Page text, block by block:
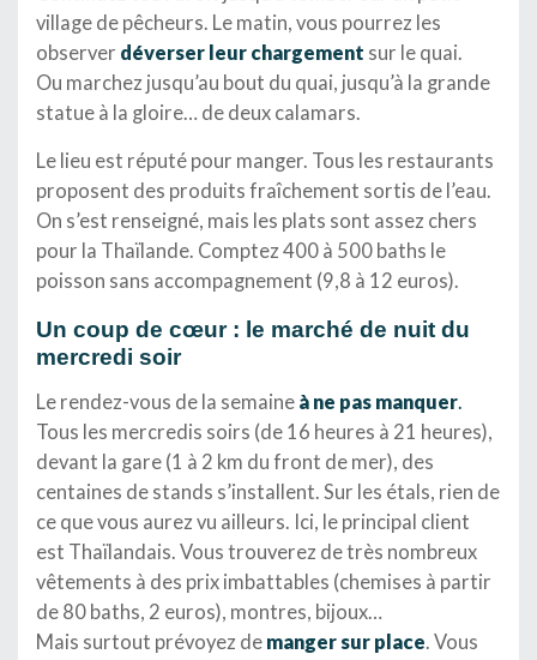
village de pêcheurs. Le matin, vous pourrez les
observer déverser leur chargement sur le quai.
Ou marchez jusqu’au bout du quai, jusqu’à la grande
statue à la gloire… de deux calamars.
Le lieu est réputé pour manger. Tous les restaurants
proposent des produits fraîchement sortis de l’eau.
On s’est renseigné, mais les plats sont assez chers
pour la Thaïlande. Comptez 400 à 500 baths le
poisson sans accompagnement (9,8 à 12 euros).
Un coup de cœur : le marché de nuit du
mercredi soir
Le rendez-vous de la semaine à ne pas manquer.
Tous les mercredis soirs (de 16 heures à 21 heures),
devant la gare (1 à 2 km du front de mer), des
centaines de stands s’installent. Sur les étals, rien de
ce que vous aurez vu ailleurs. Ici, le principal client
est Thaïlandais. Vous trouverez de très nombreux
vêtements à des prix imbattables (chemises à partir
de 80 baths, 2 euros), montres, bijoux…
Mais surtout prévoyez de manger sur place. Vous